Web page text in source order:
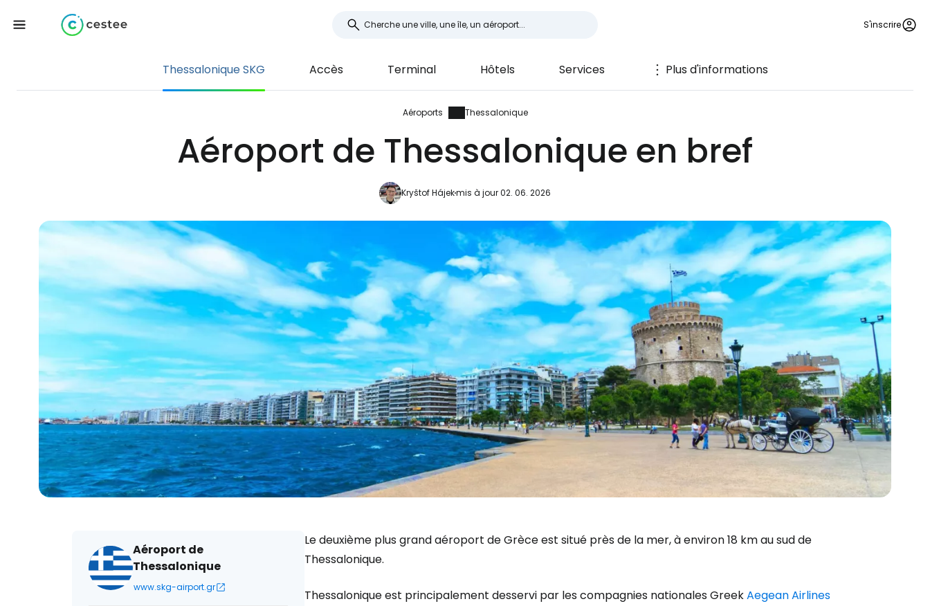
S'inscrire
Thessalonique SKG Accès Terminal Hôtels Services Plus d'informations
Aéroports Thessalonique
Aéroport de Thessalonique en bref
Kryštof Hájekmis à jour 02. 06. 2026
Aéroport de
Thessalonique
www.skg-airport.gr
Le deuxième plus grand aéroport de Grèce est situé près de la mer, à environ 18 km au sud de
Thessalonique.
Thessalonique est principalement desservi par les compagnies nationales GreekAegean Airlines